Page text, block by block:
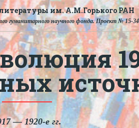
им. А.М.Горького РАН
гуманитарного научного фонда. Проект № 15-
— 1920-е гг.